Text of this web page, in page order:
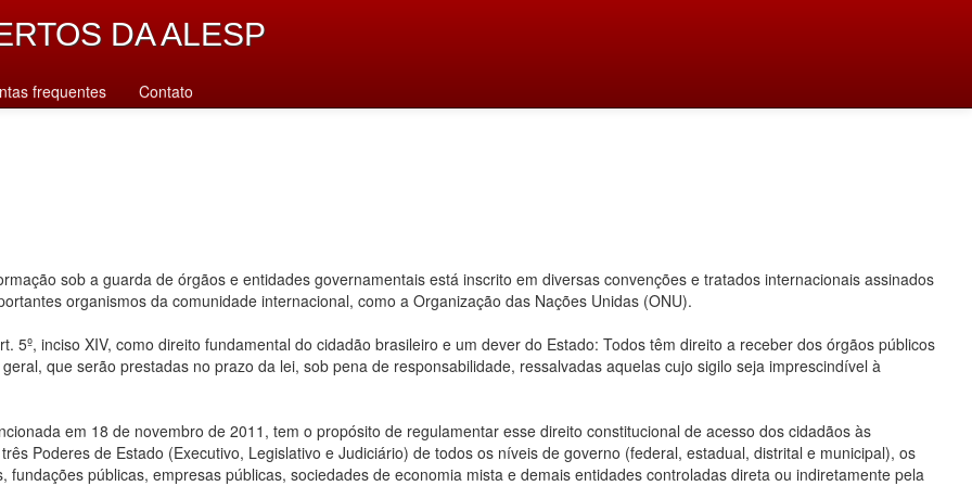
DA ALESP
frequentes Contato
sob a guarda de órgãos e entidades governamentais está inscrito em diversas convenções e tratados internacionais assinados
organismos da comunidade internacional, como a Organização das Nações Unidas (ONU).
5º, inciso XIV, como direito fundamental do cidadão brasileiro e um dever do Estado: Todos têm direito a receber dos órgãos públicos
que serão prestadas no prazo da lei, sob pena de responsabilidade, ressalvadas aquelas cujo sigilo seja imprescindível à
em 18 de novembro de 2011, tem o propósito de regulamentar esse direito constitucional de acesso dos cidadãos às
Poderes de Estado (Executivo, Legislativo e Judiciário) de todos os níveis de governo (federal, estadual, distrital e municipal), os
públicas, empresas públicas, sociedades de economia mista e demais entidades controladas direta ou indiretamente pela